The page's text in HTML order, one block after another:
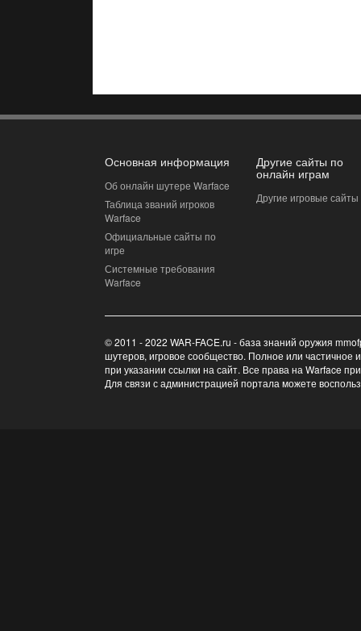
Основная информация
Об онлайн шутере Warface
Таблица званий игроков
Warface
Официальные сайты по
игре
Системные требования
Warface
Другие сайты по
онлайн играм
Другие игровые сайты
© 2011 - 2022 WAR-FACE.ru - база знаний оружия
шутеров, игровое сообщество. Полное или частичное
при указании ссылки на сайт. Все права на Warface
Для связи с администрацией портала можете